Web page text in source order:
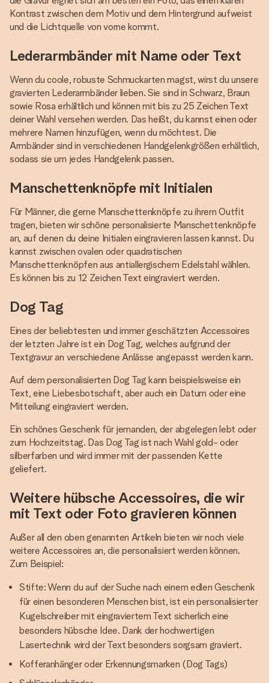
Kontrast zwischen dem Motiv und dem Hintergrund aufweist
und die Lichtquelle von vorne kommt.
Lederarmbänder mit Name oder Text
Wenn du coole, robuste Schmuckarten magst, wirst du unsere
gravierten Lederarmbänder lieben. Sie sind in Schwarz, Braun
sowie Rosa erhältlich und können mit bis zu 25 Zeichen Text
deiner Wahl versehen werden. Das heißt, du kannst einen oder
mehrere Namen hinzufügen, wenn du möchtest. Die
Armbänder sind in verschiedenen Handgelenkgrößen erhältlich,
sodass sie um jedes Handgelenk passen.
Manschettenknöpfe mit Initialen
Für Männer, die gerne Manschettenknöpfe zu ihrem Outfit
tragen, bieten wir schöne personalisierte Manschettenknöpfe
an, auf denen du deine Initialen eingravieren lassen kannst. Du
kannst zwischen ovalen oder quadratischen
Manschettenknöpfen aus antiallergischem Edelstahl wählen.
Es können bis zu 12 Zeichen Text eingraviert werden.
Dog Tag
Eines der beliebtesten und immer geschätzten Accessoires
der letzten Jahre ist ein Dog Tag, welches aufgrund der
Textgravur an verschiedene Anlässe angepasst werden kann.
Auf dem personalisierten Dog Tag kann beispielsweise ein
Text, eine Liebesbotschaft, aber auch ein Datum oder eine
Mitteilung eingraviert werden.
Ein schönes Geschenk für jemanden, der abgelegen lebt oder
zum Hochzeitstag. Das Dog Tag ist nach Wahl gold- oder
silberfarben und wird immer mit der passenden Kette
geliefert.
Weitere hübsche Accessoires, die wir
mit Text oder Foto gravieren können
Außer all den oben genannten Artikeln bieten wir noch viele
weitere Accessoires an, die personalisiert werden können.
Zum Beispiel:
Stifte: Wenn du auf der Suche nach einem edlen Geschenk
für einen besonderen Menschen bist, ist ein personalisierter
Kugelschreiber mit eingraviertem Text sicherlich eine
besonders hübsche Idee. Dank der hochwertigen
Lasertechnik wird der Text besonders sorgsam graviert.
Kofferanhänger oder Erkennungsmarken (Dog Tags)